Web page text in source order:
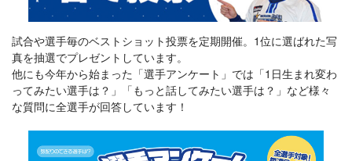
試合や選手毎のベストショット投票を定期開催。1位に選ばれた写
真を抽選でプレゼントしています。
他にも今年から始まった「選手アンケート」では「1日生まれ変わ
ってみたい選手は？」「もっと話してみたい選手は？」など様々
な質問に全選手が回答しています！